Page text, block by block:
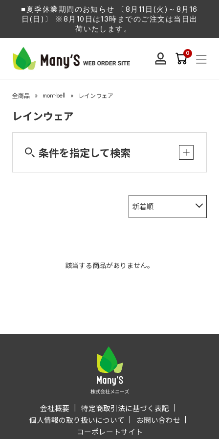
■夏季休業期間のお知らせ 〔8月11日(火)～8月16
日(日)〕 ※8月10日は13時までのご注文は当日出
荷いたします。
0
全商品 » mont-bell » レインウェア
レインウェア
条件を指定して検索
新着順
該当する商品がありません。
会社概要
特定商取引法に基づく表記
個人情報の取り扱いについて
お問い合わせ
コーポレートサイト